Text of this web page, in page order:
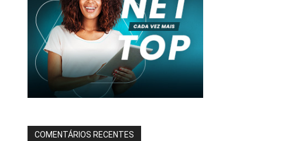
COMENTÁRIOS RECENTES